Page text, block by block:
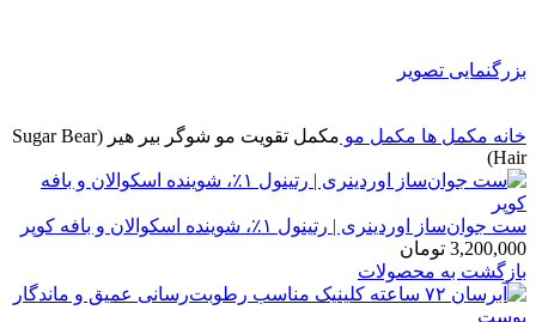
بزرگنمایی تصویر
خانه مكمل ها مکمل مو
مکمل تقویت مو شوگر بیر هیر (Sugar Bear
Hair)
ست جوان‌ساز اوردینری | رتینول ۱٪، شوینده اسکوالان و بافه کوپر
3,200,000 تومان
بازگشت به محصولات